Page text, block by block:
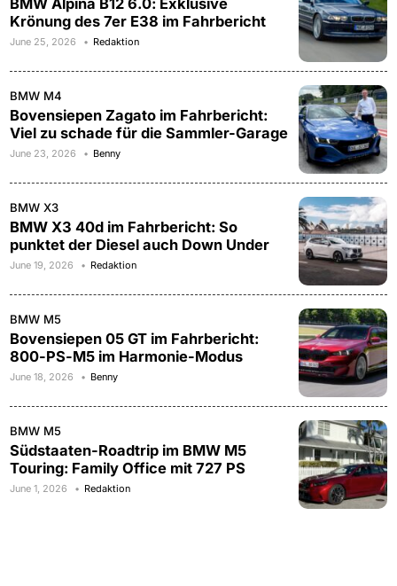
Krönung des 7er E38 im Fahrbericht
June 25, 2026 Redaktion
BMW M4
Bovensiepen Zagato im Fahrbericht:
Viel zu schade für die Sammler-Garage
June 23, 2026 Benny
BMW X3
BMW X3 40d im Fahrbericht: So
punktet der Diesel auch Down Under
June 19, 2026 Redaktion
BMW M5
Bovensiepen 05 GT im Fahrbericht:
800-PS-M5 im Harmonie-Modus
June 18, 2026 Benny
BMW M5
Südstaaten-Roadtrip im BMW M5
Touring: Family Office mit 727 PS
June 1, 2026 Redaktion